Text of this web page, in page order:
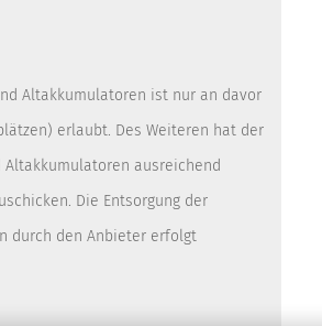
Altakkumulatoren ist nur an davor
erlaubt. Des Weiteren hat der
ausreichend
Die Entsorgung der
durch den Anbieter erfolgt